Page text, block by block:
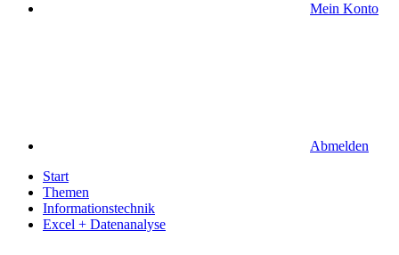
Mein Konto
Abmelden
Start
Themen
Informationstechnik
Excel + Datenanalyse